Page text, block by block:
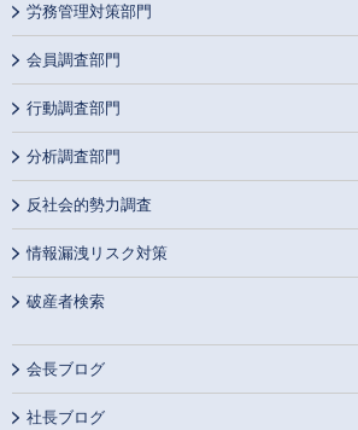
労務管理対策部門
会員調査部門
行動調査部門
分析調査部門
反社会的勢力調査
情報漏洩リスク対策
破産者検索
会長ブログ
社長ブログ